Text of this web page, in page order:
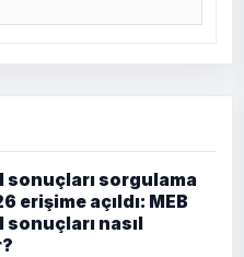
sonuçları sorgulama
erişime açıldı: MEB
sonuçları nasıl